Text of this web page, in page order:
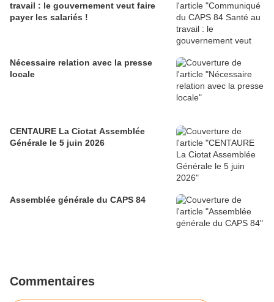
travail : le gouvernement veut faire
payer les salariés !
Nécessaire relation avec la presse
locale
CENTAURE La Ciotat Assemblée
Générale le 5 juin 2026
Assemblée générale du CAPS 84
Commentaires